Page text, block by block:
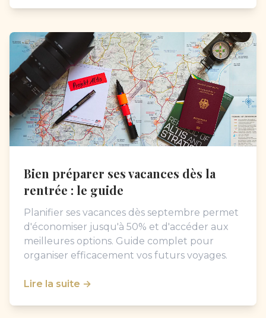
Bien préparer ses vacances dès la
rentrée : le guide
Planifier ses vacances dès septembre permet
d'économiser jusqu'à 50% et d'accéder aux
meilleures options. Guide complet pour
organiser efficacement vos futurs voyages.
Lire la suite →